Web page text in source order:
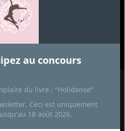
Partenaires
de cuisine
au concours
du livre : "Holidanse"
Ceci est uniquement
18 août 2026.